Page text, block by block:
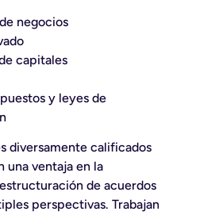
negocios
capitales
y leyes de
diversamente calificados
una ventaja en la
de acuerdos
perspectivas. Trabajan